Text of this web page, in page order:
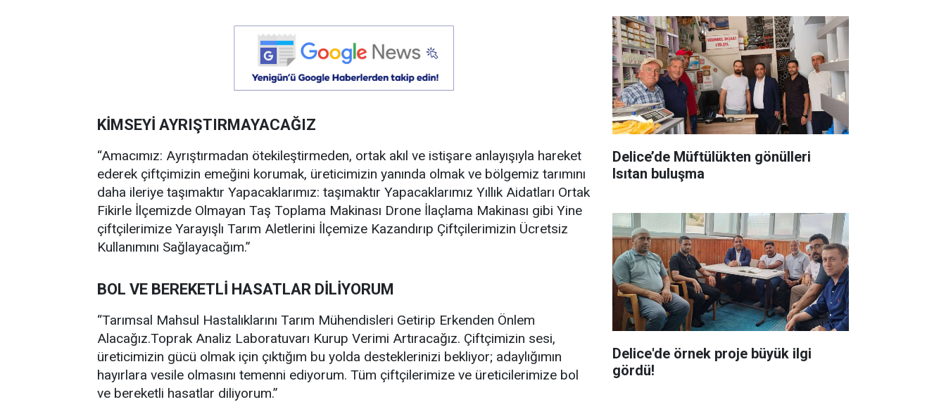
KİMSEYİ AYRIŞTIRMAYACAĞIZ
“Amacımız: Ayrıştırmadan ötekileştirmeden, ortak akıl ve istişare anlayışıyla hareket
ederek çiftçimizin emeğini korumak, üreticimizin yanında olmak ve bölgemiz tarımını
daha ileriye taşımaktır Yapacaklarımız: taşımaktır Yapacaklarımız Yıllık Aidatları Ortak
Fikirle İlçemizde Olmayan Taş Toplama Makinası Drone İlaçlama Makinası gibi Yine
çiftçilerimize Yarayışlı Tarım Aletlerini İlçemize Kazandırıp Çiftçilerimizin Ücretsiz
Kullanımını Sağlayacağım.”
BOL VE BEREKETLİ HASATLAR DİLİYORUM
“Tarımsal Mahsul Hastalıklarını Tarım Mühendisleri Getirip Erkenden Önlem
Alacağız.Toprak Analiz Laboratuvarı Kurup Verimi Artıracağız. Çiftçimizin sesi,
üreticimizin gücü olmak için çıktığım bu yolda desteklerinizi bekliyor; adaylığımın
hayırlara vesile olmasını temenni ediyorum. Tüm çiftçilerimize ve üreticilerimize bol
ve bereketli hasatlar diliyorum.”
Delice’de Müftülükten gönülleri
Isıtan buluşma
Delice'de örnek proje büyük ilgi
gördü!